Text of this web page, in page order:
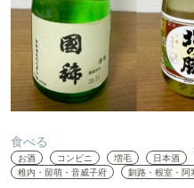
食べる
お酒 コンビニ 増毛 日本酒
稚内・留萌・音威子府
釧路・根室・阿